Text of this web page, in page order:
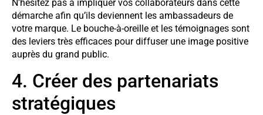
N’hésitez pas à impliquer vos collaborateurs dans cette
démarche afin qu’ils deviennent les ambassadeurs de
votre marque. Le bouche-à-oreille et les témoignages sont
des leviers très efficaces pour diffuser une image positive
auprès du grand public.
4. Créer des partenariats
stratégiques